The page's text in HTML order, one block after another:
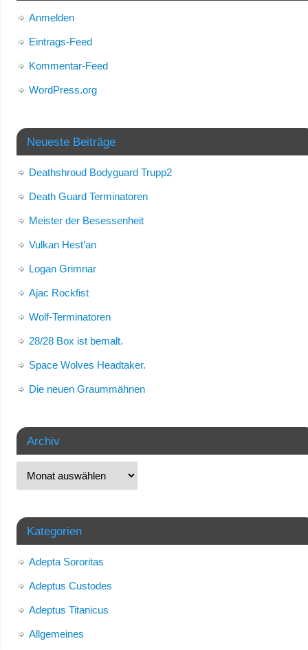
Anmelden
Eintrags-Feed
Kommentar-Feed
WordPress.org
Neueste Beiträge
Deathshroud Bodyguard Trupp2
Death Guard Terminatoren
Meister der Besessenheit
Vulkan Hest’an
Logan Grimnar
Ajac Rockfist
Wolf-Terminatoren
28/28 Box ist bemalt.
Space Wolves Headtaker.
Die neuen Graummähnen
Archiv
Kategorien
Adepta Sororitas
Adeptus Custodes
Adeptus Titanicus
Allgemeines